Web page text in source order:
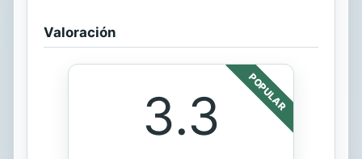
Valoración
POPULAR
3.3